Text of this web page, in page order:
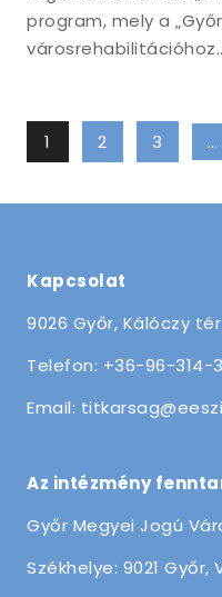
program, mely a
Page
navigation
1 2 3 …
Kapcsolat
9026 Győr, Kálóczy tér
Telefon: +36-96-314-
Email:
Az intézmény
Győr Megyei Jogú
Székhelye: 9021 Győr,